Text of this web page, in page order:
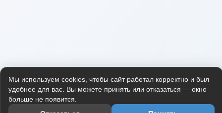
Мы используем cookies, чтобы сайт работал корректно и был
удобнее для вас. Вы можете принять или отказаться — окно
больше не появится.